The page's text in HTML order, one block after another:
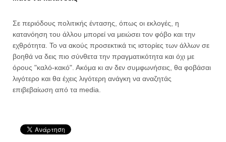
Σε περιόδους πολιτικής έντασης, όπως οι εκλογές, η
κατανόηση του άλλου μπορεί να μειώσει τον φόβο και την
εχθρότητα. Το να ακούς προσεκτικά τις ιστορίες των άλλων σε
βοηθά να δεις πιο σύνθετα την πραγματικότητα και όχι με
όρους "καλό-κακό". Ακόμα κι αν δεν συμφωνήσεις, θα φοβάσαι
λιγότερο και θα έχεις λιγότερη ανάγκη να αναζητάς
επιβεβαίωση από τα media.